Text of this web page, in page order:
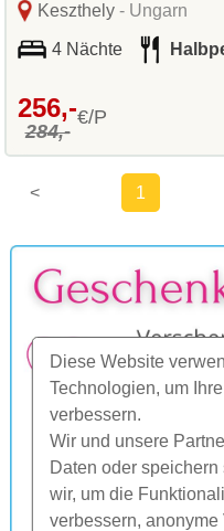
Diese Website
Technologien, um
verbessern.
Wir und unsere
Daten oder
wir, um die
verbessern,
Keszthely- Ungarn
4 Nächte
256,-
284,-
€/P
< 1